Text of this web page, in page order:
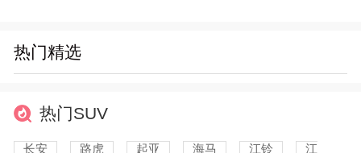
热门精选
热门SUV
长安 路虎 起亚 海马 江铃 江